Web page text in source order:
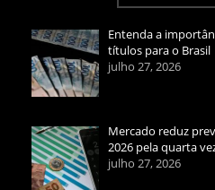
Entenda a
títulos para o Brasil
julho 27, 2026
Mercado reduz
2026 pela quarta
julho 27, 2026